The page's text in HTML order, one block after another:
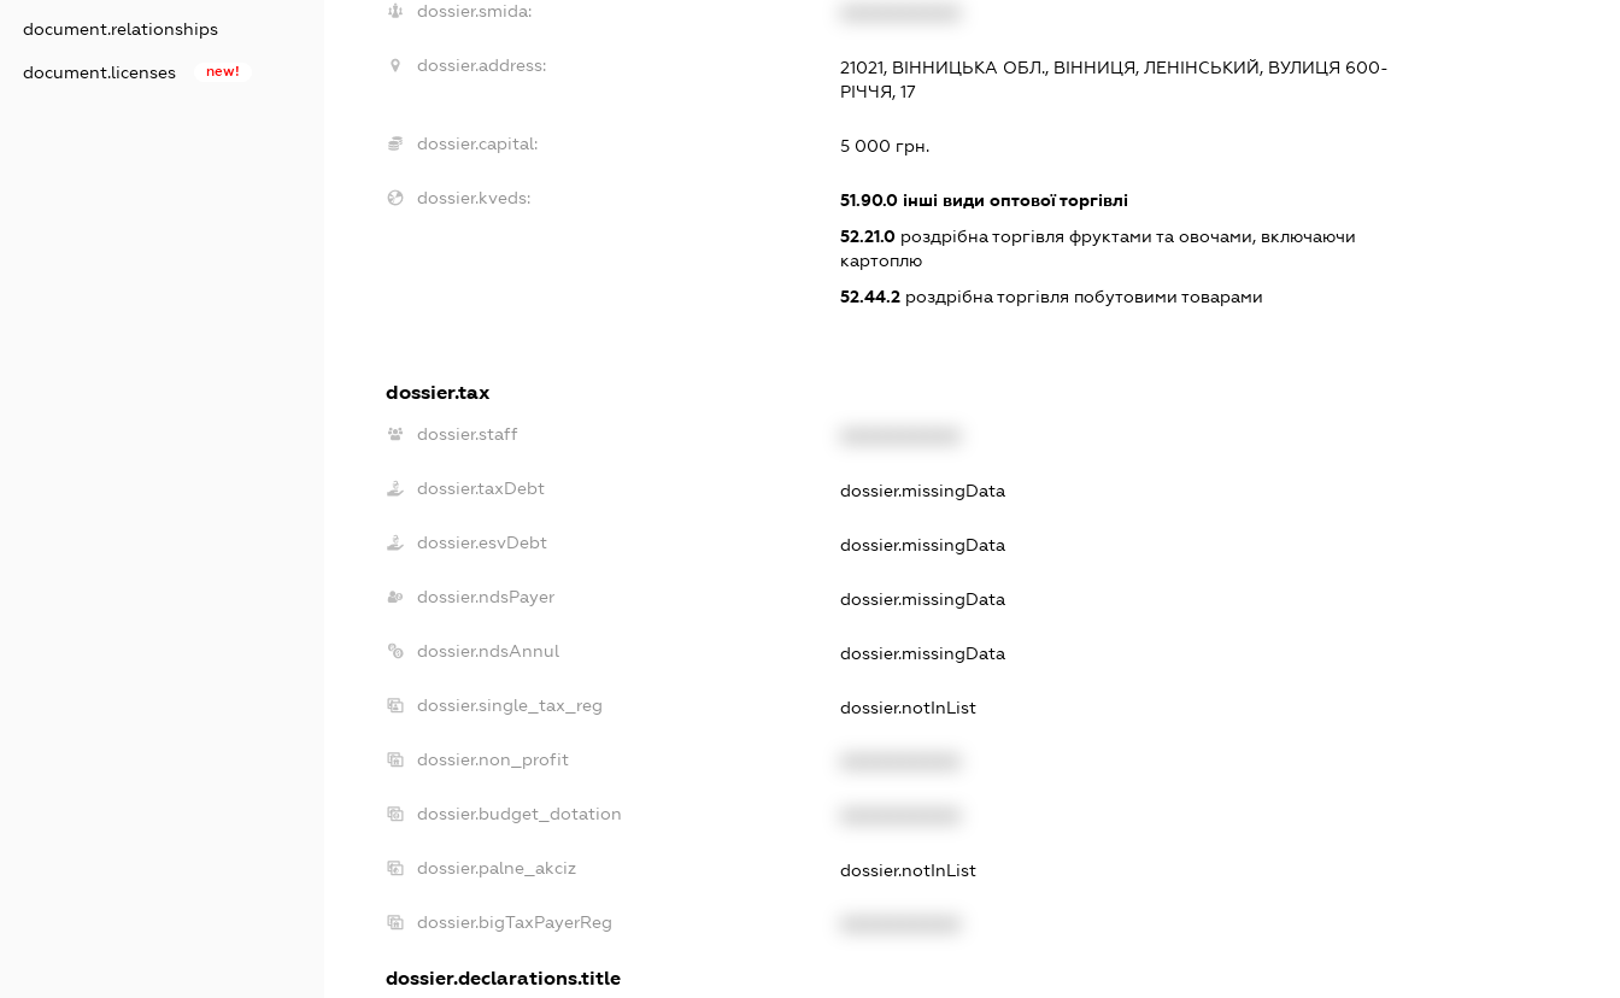
document.relationships
document.licenses new!
dossier.smida:
dossier.address:
21021, ВІННИЦЬКА ОБЛ., ВІННИЦЯ, ЛЕНІНСЬКИЙ, ВУЛИЦЯ 600-
РІЧЧЯ, 17
dossier.capital: 5 000 грн.
dossier.kveds: 51.90.0 інші види оптової торгівлі
52.21.0 роздрібна торгівля фруктами та овочами, включаючи
картоплю
52.44.2 роздрібна торгівля побутовими товарами
dossier.tax
dossier.staff
dossier.taxDebt dossier.missingData
dossier.esvDebt dossier.missingData
dossier.ndsPayer dossier.missingData
dossier.ndsAnnul dossier.missingData
dossier.single_tax_reg dossier.notInList
dossier.non_profit
dossier.budget_dotation
dossier.palne_akciz dossier.notInList
dossier.bigTaxPayerReg
dossier.declarations.title